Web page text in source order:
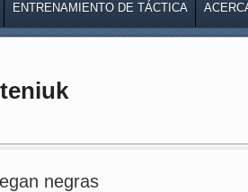
ENTRENAMIENTO DE TÁCTICA
negras